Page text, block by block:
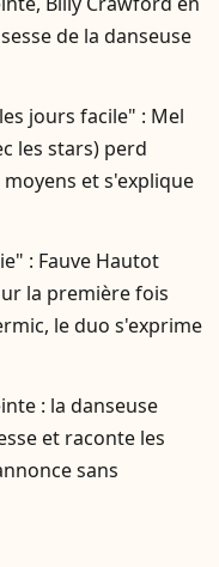
de la danseuse
jours facile" : Mel
les stars) perd
et s'explique
: Fauve Hautot
la première fois
le duo s'exprime
: la danseuse
et raconte les
sans